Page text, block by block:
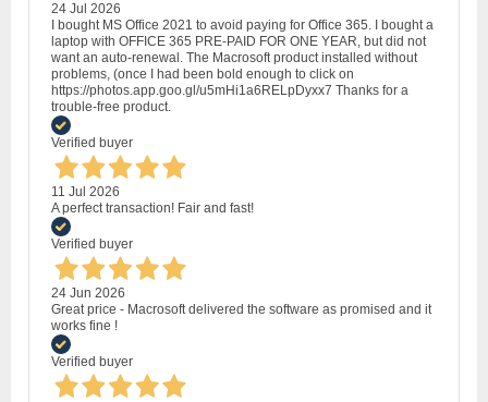
24 Jul 2026
I bought MS Office 2021 to avoid paying for Office 365. I bought a
laptop with OFFICE 365 PRE-PAID FOR ONE YEAR, but did not
want an auto-renewal. The Macrosoft product installed without
problems, (once I had been bold enough to click on
https://photos.app.goo.gl/u5mHi1a6RELpDyxx7 Thanks for a
trouble-free product.
Verified buyer
11 Jul 2026
A perfect transaction! Fair and fast!
Verified buyer
24 Jun 2026
Great price - Macrosoft delivered the software as promised and it
works fine !
Verified buyer